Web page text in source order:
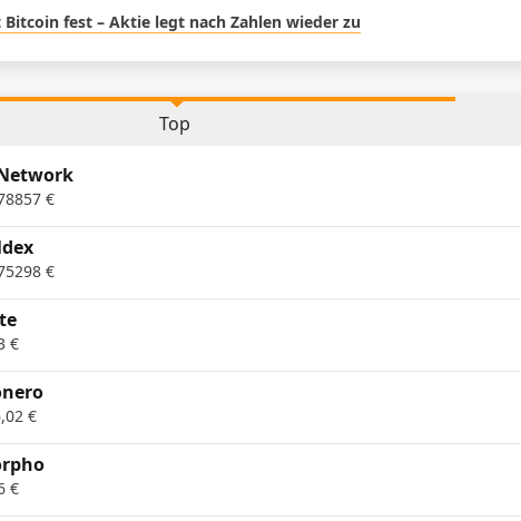
Bitcoin fest – Aktie legt nach Zahlen wieder zu
Top
€
€
€
€
€